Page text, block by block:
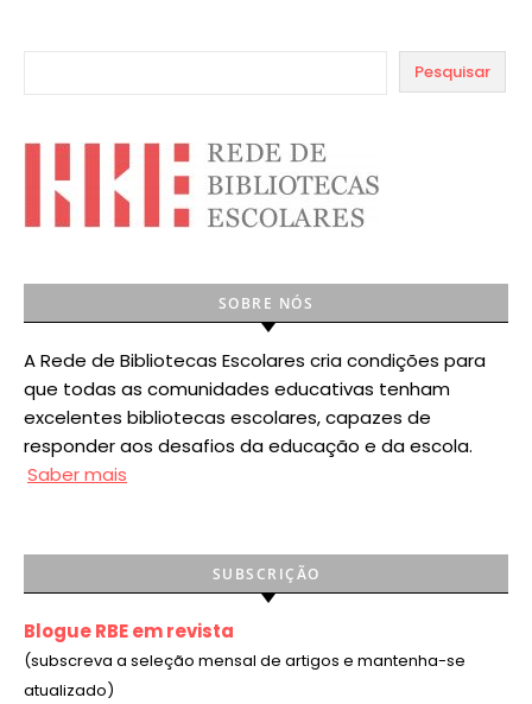
Pesquisar
SOBRE NÓS
A Rede de Bibliotecas Escolares cria condições para
que todas as comunidades educativas tenham
excelentes bibliotecas escolares, capazes de
responder aos desafios da educação e da escola.
Saber mais
SUBSCRIÇÃO
Blogue RBE em revista
(subscreva a seleção mensal de artigos e mantenha-se
atualizado)